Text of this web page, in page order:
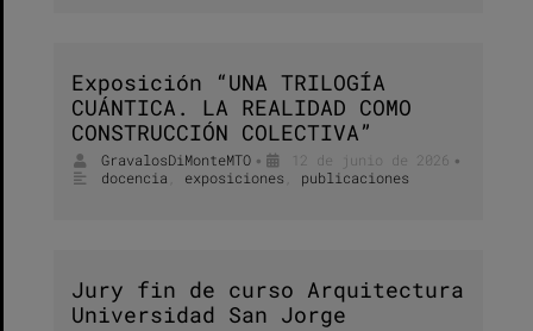
Exposición “UNA TRILOGÍA
CUÁNTICA. LA REALIDAD COMO
CONSTRUCCIÓN COLECTIVA”
GravalosDiMonteMTO • 12 de junio de 2026 •
docencia exposiciones publicaciones
Jury fin de curso Arquitectura
Universidad San Jorge